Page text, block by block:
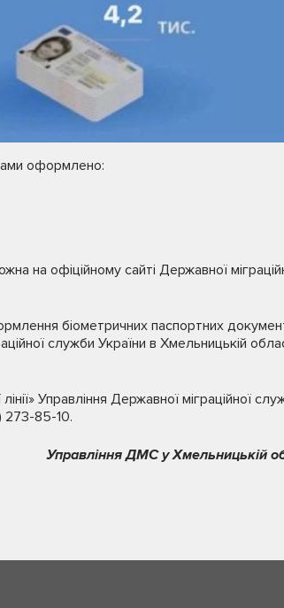
оформлено:
на офіційному сайті Державної
біометричних паспортних
служби України в Хмельницькій
Управління Державної міграційної
273-85-10.
Управління ДМС у Хмельницькій